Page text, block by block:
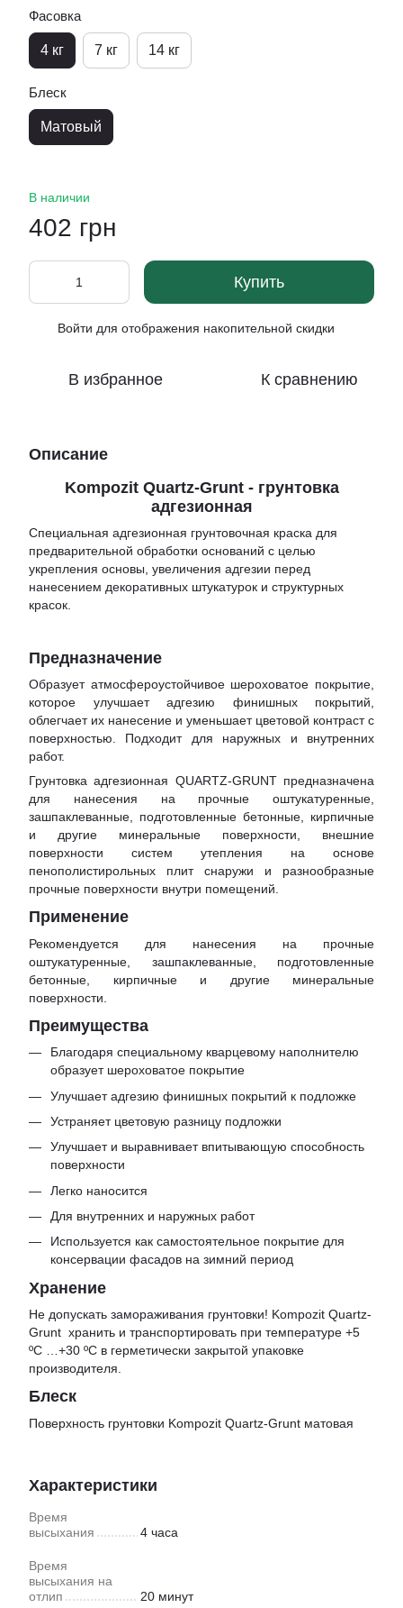
Фасовка
4 кг 7 кг 14 кг
Блеск
Матовый
В наличии
402 грн
Купить
Войти для отображения накопительной скидки
В избранное К сравнению
Описание
Kompozit Quartz-Grunt - грунтовка
адгезионная
Специальная адгезионная грунтовочная краска для
предварительной обработки оснований с целью
укрепления основы, увеличения адгезии перед
нанесением декоративных штукатурок и структурных
красок.
Предназначение
Образует атмосфероустойчивое шероховатое покрытие,
которое улучшает адгезию финишных покрытий,
облегчает их нанесение и уменьшает цветовой контраст с
поверхностью. Подходит для наружных и внутренних
работ.
Грунтовка адгезионная QUARTZ-GRUNT предназначена
для нанесения на прочные оштукатуренные,
зашпаклеванные, подготовленные бетонные, кирпичные
и другие минеральные поверхности, внешние
поверхности систем утепления на основе
пенополистирольных плит снаружи и разнообразные
прочные поверхности внутри помещений.
Применение
Рекомендуется для нанесения на прочные
оштукатуренные, зашпаклеванные, подготовленные
бетонные, кирпичные и другие минеральные
поверхности.
Преимущества
Благодаря специальному кварцевому наполнителю
образует шероховатое покрытие
Улучшает адгезию финишных покрытий к подложке
Устраняет цветовую разницу подложки
Улучшает и выравнивает впитывающую способность
поверхности
Легко наносится
Для внутренних и наружных работ
Используется как самостоятельное покрытие для
консервации фасадов на зимний период
Хранение
Не допускать замораживания грунтовки! Kompozit Quartz-
Grunt хранить и транспортировать при температуре +5
ºС …+30 ºС в герметически закрытой упаковке
производителя.
Блеск
Поверхность грунтовки Kompozit Quartz-Grunt матовая
Характеристики
Время
высыхания
4 часа
Время
высыхания на
отлип
20 минут